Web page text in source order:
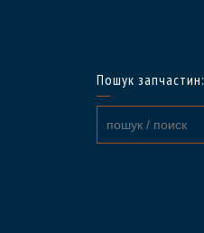
Пошук запчастин: